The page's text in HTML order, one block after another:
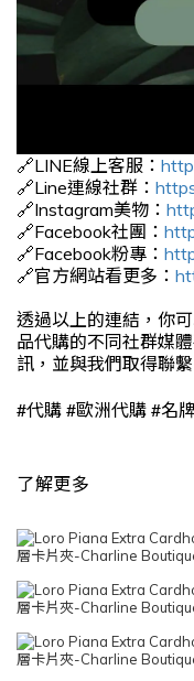
🔗LINE線上客服：
🔗Line連線社群：
🔗Instagram美物：
🔗Facebook社團：
🔗Facebook粉專：
🔗官方網站看更多：
透過以上的連結，你
品代購的不同社群媒
訊，並與我們取得聯
#代購 #歐洲代購 #名
了解更多